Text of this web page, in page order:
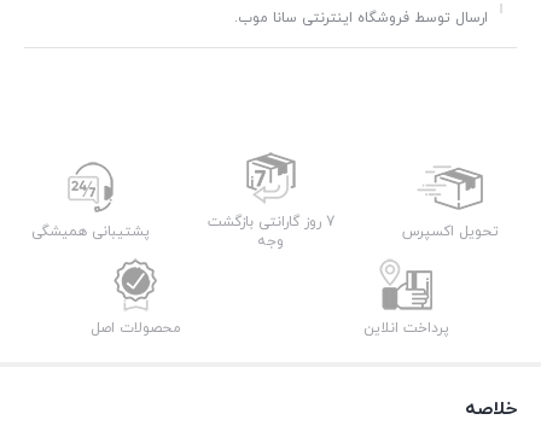
ارسال توسط فروشگاه اینترنتی سانا موب.
تحویل اکسپرس
7 روز گارانتی بازگشت
وجه
پشتیبانی همیشگی
پرداخت انلاین محصولات اصل
خلاصه